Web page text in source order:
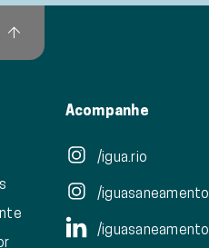
Acompanhe
/igua.rio
/iguasaneamento
/iguasaneamento
↑